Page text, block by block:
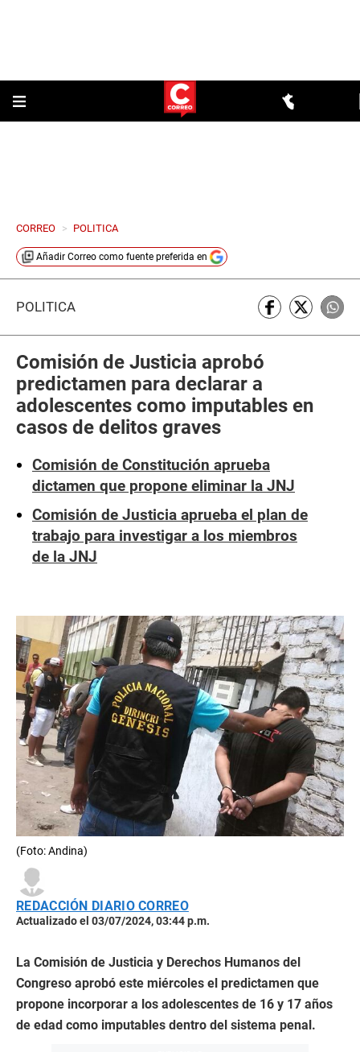
CORREO > POLITICA
Añadir Correo como fuente preferida en
POLÍTICA
Comisión de Justicia aprobó
predictamen para declarar a
adolescentes como imputables en
casos de delitos graves
Comisión de Constitución aprueba
dictamen que propone eliminar la JNJ
Comisión de Justicia aprueba el plan de
trabajo para investigar a los miembros
de la JNJ
(Foto: Andina)
REDACCIÓN DIARIO CORREO
Actualizado el 03/07/2024, 03:44 p.m.
La Comisión de Justicia y Derechos Humanos del
Congreso aprobó este miércoles el predictamen que
propone incorporar a los adolescentes de 16 y 17 años
de edad como imputables dentro del sistema penal.